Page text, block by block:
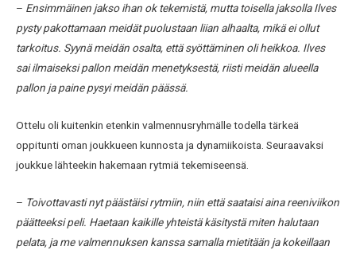
– Ensimmäinen jakso ihan ok tekemistä, mutta toisella jaksolla Ilves
pysty pakottamaan meidät puolustaan liian alhaalta, mikä ei ollut
tarkoitus. Syynä meidän osalta, että syöttäminen oli heikkoa. Ilves
sai ilmaiseksi pallon meidän menetyksestä, riisti meidän alueella
pallon ja paine pysyi meidän päässä.
Ottelu oli kuitenkin etenkin valmennusryhmälle todella tärkeä
oppitunti oman joukkueen kunnosta ja dynamiikoista. Seuraavaksi
joukkue lähteekin hakemaan rytmiä tekemiseensä.
– Toivottavasti nyt päästäisi rytmiin, niin että saataisi aina reeniviikon
päätteeksi peli. Haetaan kaikille yhteistä käsitystä miten halutaan
pelata, ja me valmennuksen kanssa samalla mietitään ja kokeillaan